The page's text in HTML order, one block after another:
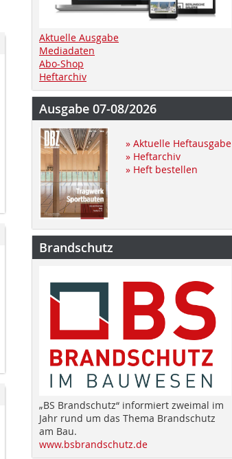
Aktuelle Ausgabe
Mediadaten
Abo-Shop
Heftarchiv
Ausgabe 07-08/2026
» Aktuelle Heftausgabe
» Heftarchiv
» Heft bestellen
Brandschutz
„BS Brandschutz“ informiert zweimal im
Jahr rund um das Thema Brandschutz
am Bau.
www.bsbrandschutz.de